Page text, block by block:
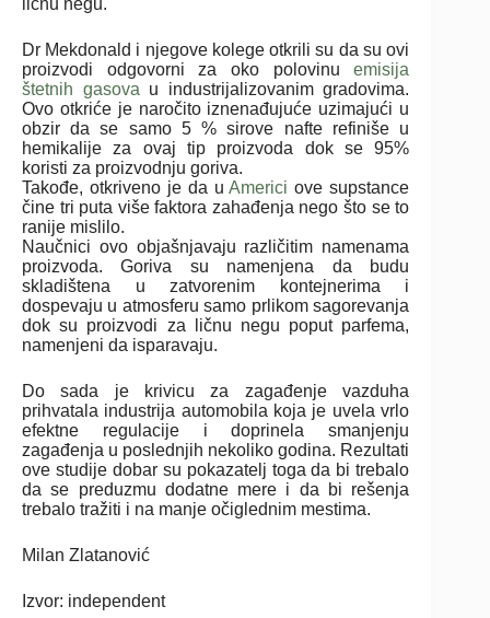
Dr Mekdonald i njegove kolege otkrili su da su ovi
proizvodi odgovorni za oko polovinuemisija
štetnih gasova u industrijalizovanim gradovima.
Ovo otkriće je naročito iznenađujuće uzimajući u
obzir da se samo 5 % sirove nafte refiniše u
hemikalije za ovaj tip proizvoda dok se 95%
koristi za proizvodnju goriva.
Takođe, otkriveno je da uAmerici ove supstance
čine tri puta više faktora zahađenja nego što se to
ranije mislilo.
Naučnici ovo objašnjavaju različitim namenama
proizvoda. Goriva su namenjena da budu
skladištena u zatvorenim kontejnerima i
dospevaju u atmosferu samo prlikom sagorevanja
dok su proizvodi za ličnu negu poput parfema,
namenjeni da isparavaju.
Do sada je krivicu za zagađenje vazduha
prihvatala industrija automobila koja je uvela vrlo
efektne regulacije i doprinela smanjenju
zagađenja u poslednjih nekoliko godina. Rezultati
ove studije dobar su pokazatelj toga da bi trebalo
da se preduzmu dodatne mere i da bi rešenja
trebalo tražiti i na manje očiglednim mestima.
Milan Zlatanović
Izvor: independent